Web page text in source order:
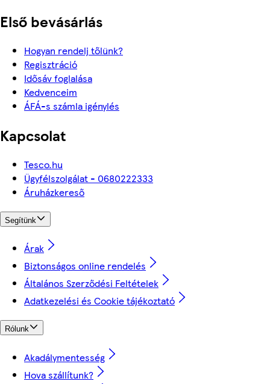
Első bevásárlás
Hogyan rendelj tőlünk?
Regisztráció
Idősáv foglalása
Kedvenceim
ÁFÁ-s számla igénylés
Kapcsolat
Tesco.hu
Ügyfélszolgálat - 0680222333
Áruházkereső
Segítünk
Árak
Biztonságos online rendelés
Általános Szerződési Feltételek
Adatkezelési és Cookie tájékoztató
Rólunk
Akadálymentesség
Hova szállítunk?